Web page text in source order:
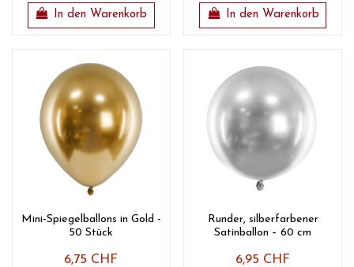
In den Warenkorb In den Warenkorb
Mini-Spiegelballons in Gold -
50 Stück
6,75 CHF
Runder, silberfarbener
Satinballon – 60 cm
6,95 CHF